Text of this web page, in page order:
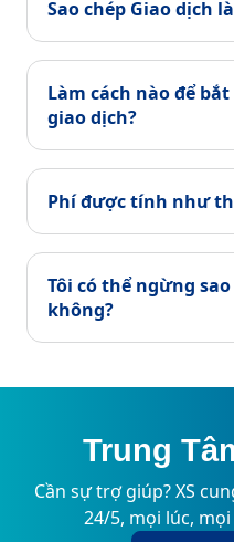
Sao chép Giao dịch
Làm cách nào để
giao dịch?
Phí được tính như
Tôi có thể ngừng
không?
Trung
Cần sự trợ giúp? XS
24/5, mọi lúc,